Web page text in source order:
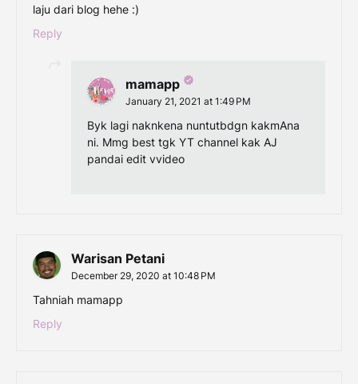
laju dari blog hehe :)
Reply
mamapp
January 21, 2021 at 1:49 PM
Byk lagi naknkena nuntutbdgn kakmAna
ni. Mmg best tgk YT channel kak AJ
pandai edit vvideo
Warisan Petani
December 29, 2020 at 10:48 PM
Tahniah mamapp
Reply